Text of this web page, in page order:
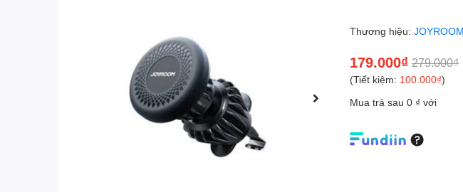
Thương hiệu:JOYROOM
179.000₫ 279.000₫
(Tiết kiệm: 100.000₫)
Mua trả sau 0 ₫ với